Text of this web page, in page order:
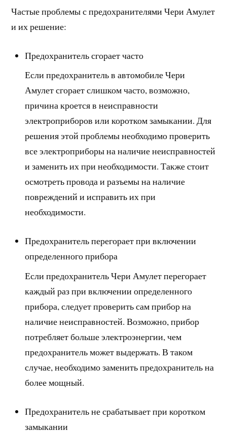
Частые проблемы с предохранителями Чери Амулет
и их решение:
Предохранитель сгорает часто
Если предохранитель в автомобиле Чери
Амулет сгорает слишком часто, возможно,
причина кроется в неисправности
электроприборов или коротком замыкании. Для
решения этой проблемы необходимо проверить
все электроприборы на наличие неисправностей
и заменить их при необходимости. Также стоит
осмотреть провода и разъемы на наличие
повреждений и исправить их при
необходимости.
Предохранитель перегорает при включении
определенного прибора
Если предохранитель Чери Амулет перегорает
каждый раз при включении определенного
прибора, следует проверить сам прибор на
наличие неисправностей. Возможно, прибор
потребляет больше электроэнергии, чем
предохранитель может выдержать. В таком
случае, необходимо заменить предохранитель на
более мощный.
Предохранитель не срабатывает при коротком
замыкании